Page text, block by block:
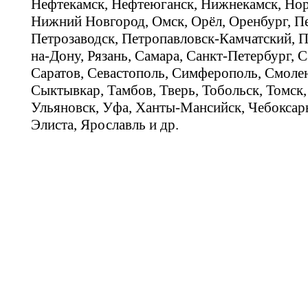
Нефтекамск, Нефтеюганск, Нижнекамск,
Нижний Новгород, Омск, Орёл, Оренбург,
Петрозаводск, Петропавловск-Камчатский,
на-Дону, Рязань, Самара, Санкт-Петербург,
Саратов, Севастополь, Симферополь,
Сыктывкар, Тамбов, Тверь, Тобольск,
Ульяновск, Уфа, Ханты-Мансийск,
Элиста, Ярославль и др.